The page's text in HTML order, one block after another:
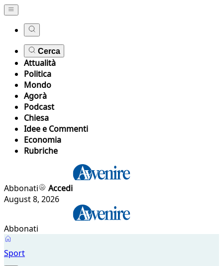
Cerca
Attualità
Politica
Mondo
Agorà
Podcast
Chiesa
Idee e Commenti
Economia
Rubriche
Abbonati
Accedi
August 8, 2026
Abbonati
Sport